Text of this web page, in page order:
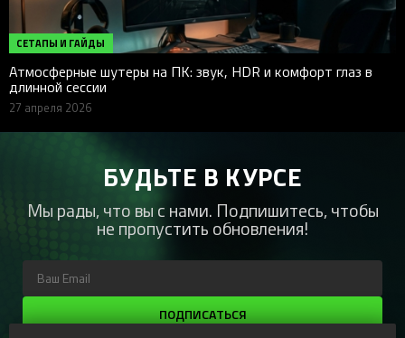
СЕТАПЫ И ГАЙДЫ
Атмосферные шутеры на ПК: звук, HDR и комфорт глаз в
длинной сессии
27 апреля 2026
БУДЬТЕ В КУРСЕ
Мы рады, что вы с нами. Подпишитесь, чтобы
не пропустить обновления!
ПОДПИСАТЬСЯ